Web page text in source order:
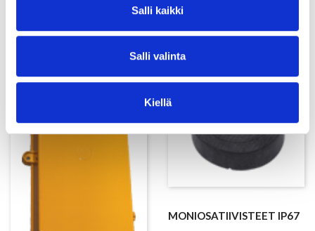
Salli kaikki
Salli valinta
Kiellä
Saatat olla kiinnostunut...
MONIOSATIIVISTEET IP67